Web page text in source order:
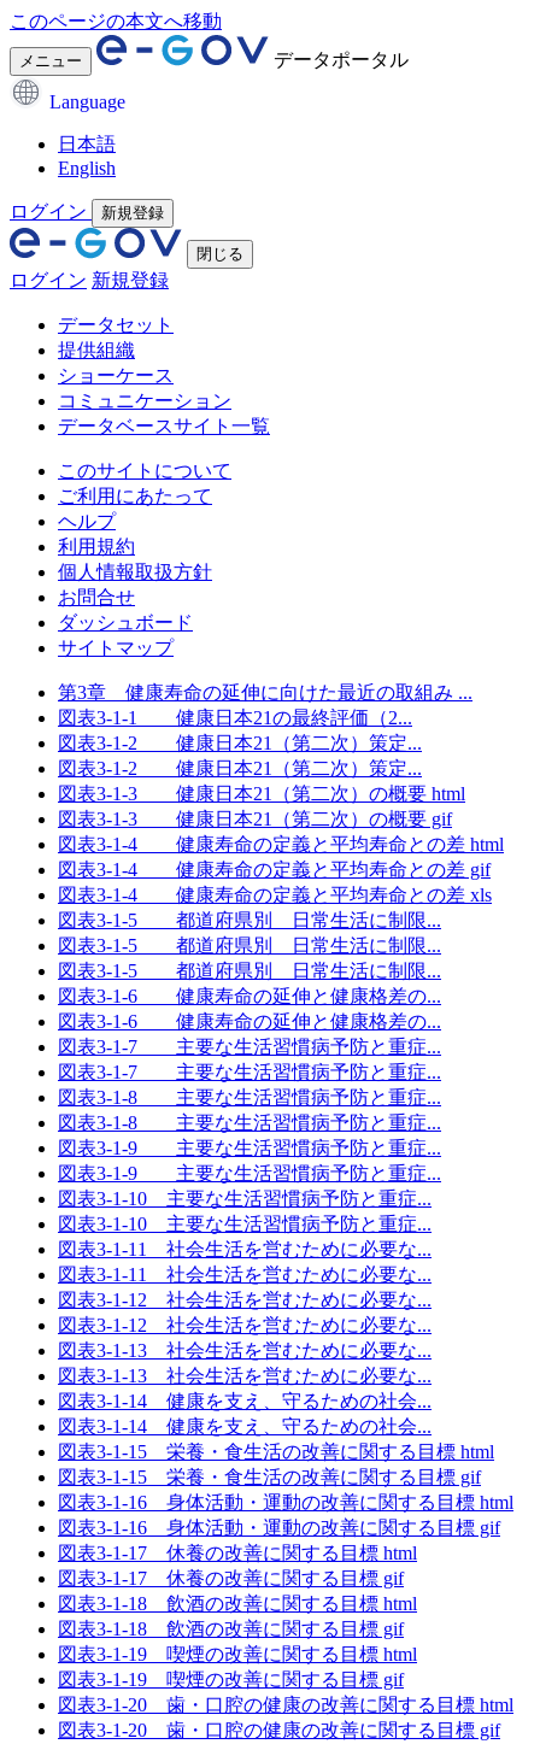
このページの本文へ移動
メニュー データポータル
Language
日本語
English
ログイン 新規登録
閉じる
ログイン 新規登録
データセット
提供組織
ショーケース
コミュニケーション
データベースサイト一覧
このサイトについて
ご利用にあたって
ヘルプ
利用規約
個人情報取扱方針
お問合せ
ダッシュボード
サイトマップ
第3章 健康寿命の延伸に向けた最近の取組み ...
図表3-1-1 健康日本21の最終評価（2...
図表3-1-2 健康日本21（第二次）策定...
図表3-1-2 健康日本21（第二次）策定...
図表3-1-3 健康日本21（第二次）の概要 html
図表3-1-3 健康日本21（第二次）の概要 gif
図表3-1-4 健康寿命の定義と平均寿命との差 html
図表3-1-4 健康寿命の定義と平均寿命との差 gif
図表3-1-4 健康寿命の定義と平均寿命との差 xls
図表3-1-5 都道府県別 日常生活に制限...
図表3-1-5 都道府県別 日常生活に制限...
図表3-1-5 都道府県別 日常生活に制限...
図表3-1-6 健康寿命の延伸と健康格差の...
図表3-1-6 健康寿命の延伸と健康格差の...
図表3-1-7 主要な生活習慣病予防と重症...
図表3-1-7 主要な生活習慣病予防と重症...
図表3-1-8 主要な生活習慣病予防と重症...
図表3-1-8 主要な生活習慣病予防と重症...
図表3-1-9 主要な生活習慣病予防と重症...
図表3-1-9 主要な生活習慣病予防と重症...
図表3-1-10 主要な生活習慣病予防と重症...
図表3-1-10 主要な生活習慣病予防と重症...
図表3-1-11 社会生活を営むために必要な...
図表3-1-11 社会生活を営むために必要な...
図表3-1-12 社会生活を営むために必要な...
図表3-1-12 社会生活を営むために必要な...
図表3-1-13 社会生活を営むために必要な...
図表3-1-13 社会生活を営むために必要な...
図表3-1-14 健康を支え、守るための社会...
図表3-1-14 健康を支え、守るための社会...
図表3-1-15 栄養・食生活の改善に関する目標 html
図表3-1-15 栄養・食生活の改善に関する目標 gif
図表3-1-16 身体活動・運動の改善に関する目標 html
図表3-1-16 身体活動・運動の改善に関する目標 gif
図表3-1-17 休養の改善に関する目標 html
図表3-1-17 休養の改善に関する目標 gif
図表3-1-18 飲酒の改善に関する目標 html
図表3-1-18 飲酒の改善に関する目標 gif
図表3-1-19 喫煙の改善に関する目標 html
図表3-1-19 喫煙の改善に関する目標 gif
図表3-1-20 歯・口腔の健康の改善に関する目標 html
図表3-1-20 歯・口腔の健康の改善に関する目標 gif